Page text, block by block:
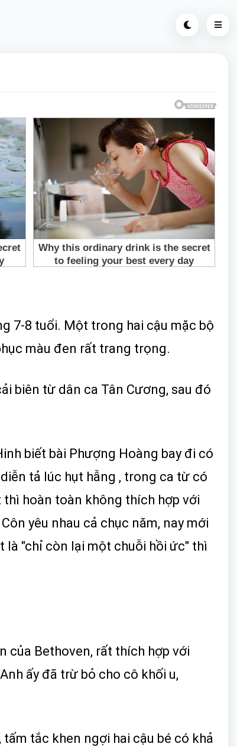
7-8 tuổi. Một trong hai cậu mặc bộ
màu đen rất trang trọng.
biên từ dân ca Tân Cương, sau đó
biết bài Phượng Hoàng bay đi có
tả lúc hụt hẫng , trong ca từ có
hoàn toàn không thích hợp với
yêu nhau cả chục năm, nay mới
là "chỉ còn lại một chuỗi hồi ức" thì
của Bethoven, rất thích hợp với
ấy đã trừ bỏ cho cô khối u,
tắc khen ngợi hai cậu bé có khả